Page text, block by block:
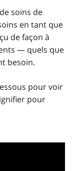
soins de
en tant que
de façon à
— quels que
besoin.
pour voir
pour